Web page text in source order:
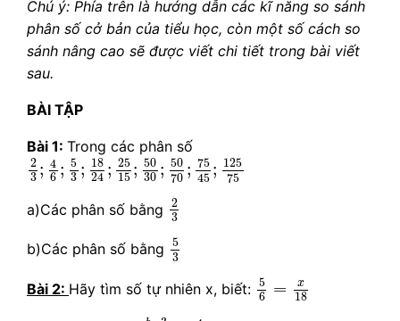
Chú ý: Phía trên là hướng dẫn các kĩ năng so sánh
phân số cở bản của tiểu học, còn một số cách so
sánh nâng cao sẽ được viết chi tiết trong bài viết
sau.
BÀI TẬP
Bài 1: Trong các phân số
2
3 ; 4
6 ; 5
3 ; 18
24 ; 25
15 ; 50
30 ; 50
70 ; 75
45 ; 125
75
23;4 6; 53; 1824;2515 ;50 30
a)Các phân số bằng 2
3
2
b)Các phân số bằng 5
3
5
Bài 2: Hãy tìm số tự nhiên x, biết: 5
6
= x
18
5 18